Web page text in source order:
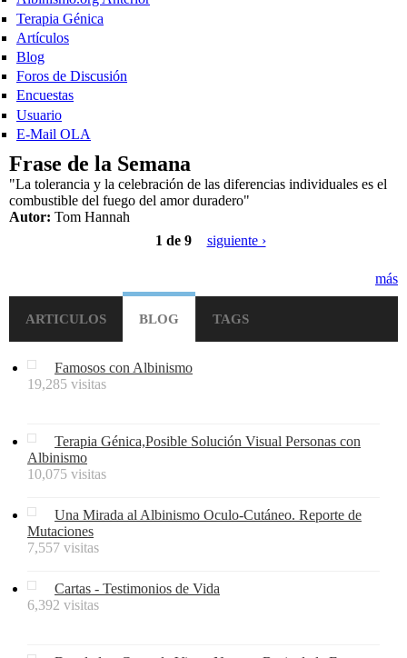
Terapia Génica
Artículos
Blog
Foros de Discusión
Encuestas
Usuario
E-Mail OLA
Frase de la Semana
"La tolerancia y la celebración de las diferencias individuales es el
combustible del fuego del amor duradero"
Autor: Tom Hannah
1 de 9
siguiente ›
más
ARTICULOS BLOG TAGS
Famosos con Albinismo
19,285 visitas
Terapia Génica,Posible Solución Visual Personas con
Albinismo
10,075 visitas
Una Mirada al Albinismo Oculo-Cutáneo. Reporte de
Mutaciones
7,557 visitas
Cartas - Testimonios de Vida
6,392 visitas